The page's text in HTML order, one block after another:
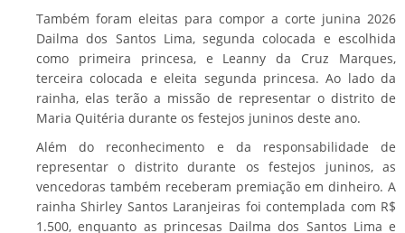
Também foram eleitas para compor a corte junina 2026
Dailma dos Santos Lima, segunda colocada e escolhida
como primeira princesa, e Leanny da Cruz Marques,
terceira colocada e eleita segunda princesa. Ao lado da
rainha, elas terão a missão de representar o distrito de
Maria Quitéria durante os festejos juninos deste ano.
Além do reconhecimento e da responsabilidade de
representar o distrito durante os festejos juninos, as
vencedoras também receberam premiação em dinheiro. A
rainha Shirley Santos Laranjeiras foi contemplada com R$
1.500, enquanto as princesas Dailma dos Santos Lima e